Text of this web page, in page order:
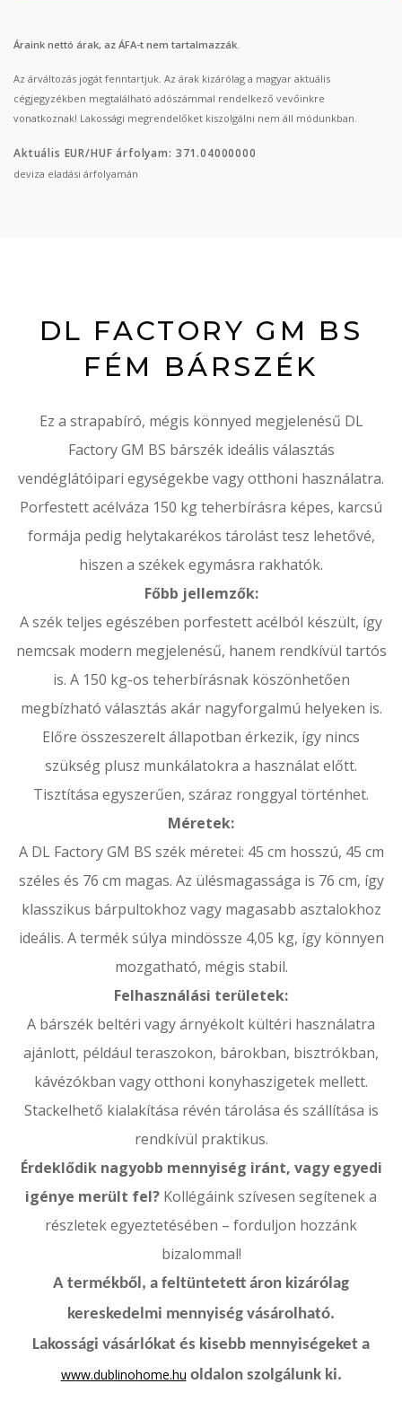
Áraink nettó árak, az ÁFA-t nem tartalmazzák.
Az árváltozás jogát fenntartjuk. Az árak kizárólag a magyar aktuális
cégjegyzékben megtalálható adószámmal rendelkező vevőinkre
vonatkoznak! Lakossági megrendelőket kiszolgálni nem áll módunkban.
Aktuális EUR/HUF árfolyam: 371.04000000
deviza eladási árfolyamán
DL FACTORY GM BS
FÉM BÁRSZÉK
Ez a strapabíró, mégis könnyed megjelenésű DL
Factory GM BS bárszék ideális választás
vendéglátóipari egységekbe vagy otthoni használatra.
Porfestett acélváza 150 kg teherbírásra képes, karcsú
formája pedig helytakarékos tárolást tesz lehetővé,
hiszen a székek egymásra rakhatók.
Főbb jellemzők:
A szék teljes egészében porfestett acélból készült, így
nemcsak modern megjelenésű, hanem rendkívül tartós
is. A 150 kg-os teherbírásnak köszönhetően
megbízható választás akár nagyforgalmú helyeken is.
Előre összeszerelt állapotban érkezik, így nincs
szükség plusz munkálatokra a használat előtt.
Tisztítása egyszerűen, száraz ronggyal történhet.
Méretek:
A DL Factory GM BS szék méretei: 45 cm hosszú, 45 cm
széles és 76 cm magas. Az ülésmagassága is 76 cm, így
klasszikus bárpultokhoz vagy magasabb asztalokhoz
ideális. A termék súlya mindössze 4,05 kg, így könnyen
mozgatható, mégis stabil.
Felhasználási területek:
A bárszék beltéri vagy árnyékolt kültéri használatra
ajánlott, például teraszokon, bárokban, bisztrókban,
kávézókban vagy otthoni konyhaszigetek mellett.
Stackelhető kialakítása révén tárolása és szállítása is
rendkívül praktikus.
Érdeklődik nagyobb mennyiség iránt, vagy egyedi
igénye merült fel? Kollégáink szívesen segítenek a
részletek egyeztetésében – forduljon hozzánk
bizalommal!
A termékből, a feltüntetett áron kizárólag
kereskedelmi mennyiség vásárolható.
Lakossági vásárlókat és kisebb mennyiségeket a
www.dublinohome.hu oldalon szolgálunk ki.